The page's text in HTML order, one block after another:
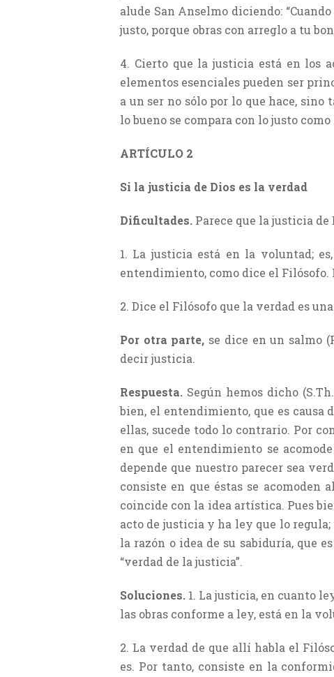
alude San Anselmo diciendo:
justo, porque obras con arreglo a tu
4. Cierto que la justicia está en los
elementos esenciales pueden ser
a un ser no sólo por lo que hace, sino
lo bueno se compara con lo justo
ARTÍCULO 2
Si la justicia de Dios es la verdad
Dificultades. Parece que la justicia de
1. La justicia está en la voluntad;
entendimiento, como dice el Filósofo.
2. Dice el Filósofo que la verdad es
Por otra parte, se dice en un salmo
decir justicia.
Respuesta. Según hemos dicho
bien, el entendimiento, que es causa
ellas, sucede todo lo contrario. Por
en que el entendimiento se
depende que nuestro parecer sea
consiste en que éstas se acomoden
coincide con la idea artística. Pues
acto de justicia y ha ley que lo
la razón o idea de su sabiduría, que
“verdad de la justicia”.
Soluciones. 1. La justicia, en cuanto
las obras conforme a ley, está en la
2. La verdad de que allí habla el
es. Por tanto, consiste en la